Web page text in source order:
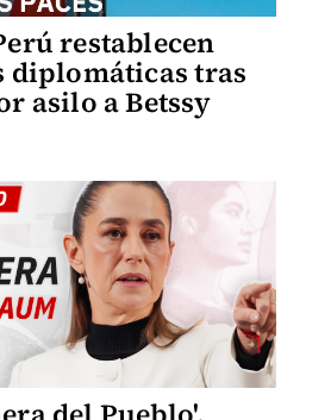
restablecen
diplomáticas tras
asilo a Betssy